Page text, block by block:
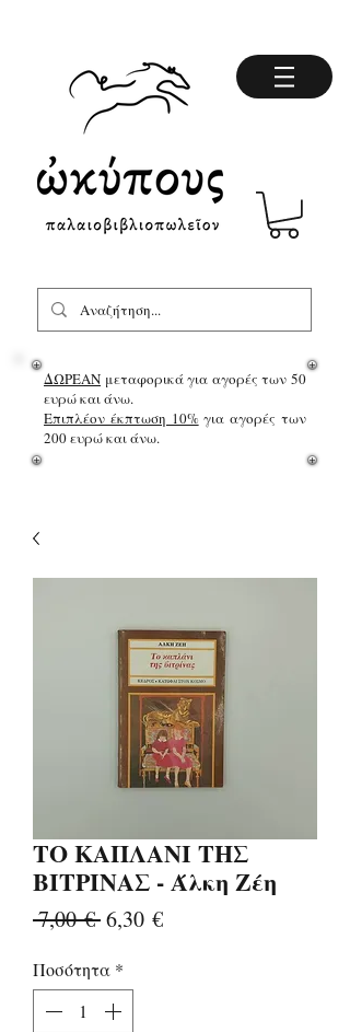
ΔΩΡΕΑΝ μεταφορικά για αγορές των 50
ευρώ και άνω.
Επιπλέον έκπτωση 10%για αγορές των
200 ευρώ και άνω.
ΤΟ ΚΑΠΛΑΝΙ ΤΗΣ
ΒΙΤΡΙΝΑΣ - Άλκη Ζέη
7,00 € Κανονική
6,30 €Τιμή
Ποσότητα *